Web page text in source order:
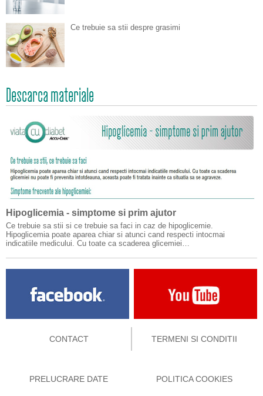
Ce trebuie sa stii despre grasimi
Descarca materiale
Hipoglicemia - simptome si prim ajutor
Ce trebuie sa stii si ce trebuie sa faci in caz de hipoglicemie.
Hipoglicemia poate aparea chiar si atunci cand respecti intocmai
indicatiile medicului. Cu toate ca scaderea glicemiei…
CONTACT TERMENI SI CONDITII
PRELUCRARE DATE POLITICA COOKIES